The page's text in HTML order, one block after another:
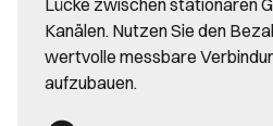
Kanälen. Nutzen Sie den
wertvolle messbare
aufzubauen.